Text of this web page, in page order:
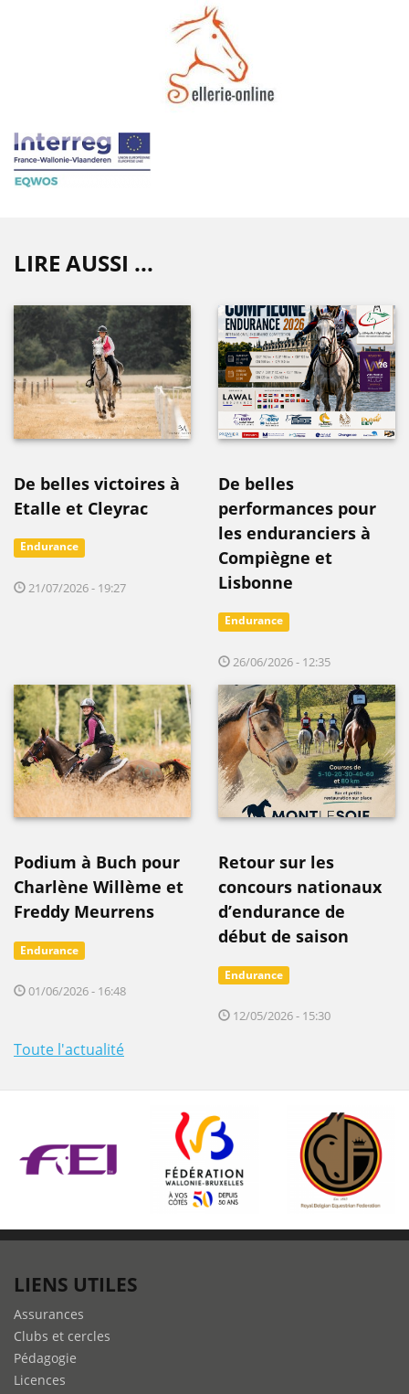
LIRE AUSSI ...
De belles victoires à
Etalle et Cleyrac
Endurance
21/07/2026 - 19:27
De belles
performances pour
les enduranciers à
Compiègne et
Lisbonne
Endurance
26/06/2026 - 12:35
Podium à Buch pour
Charlène Willème et
Freddy Meurrens
Endurance
01/06/2026 - 16:48
Retour sur les
concours nationaux
d’endurance de
début de saison
Endurance
12/05/2026 - 15:30
Toute l'actualité
LIENS UTILES
Assurances
Clubs et cercles
Pédagogie
Licences